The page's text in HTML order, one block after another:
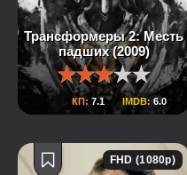
Трансформеры 2: Месть
падших (2009)
КП: 7.1 IMDB: 6.0
FHD (1080p)